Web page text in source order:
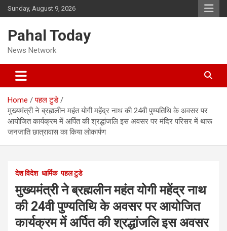
Skip
to
Sunday, August 9, 2026
Pahal Today
News Network
Home
पहल टुडे
मुख्यमंत्री ने ब्रह्मलीन महंत योगी महेंद्र नाथ की 24वी पुण्यतिथि के अवसर पर
आयोजित कार्यक्रम में अर्पित की श्रद्धांजलि इस अवसर पर मंदिर परिसर में थारू
जनजाति छात्रावास का किया लोकार्पण
देश विदेश धार्मिक पहल टुडे
मुख्यमंत्री ने ब्रह्मलीन महंत योगी महेंद्र नाथ
की 24वी पुण्यतिथि के अवसर पर आयोजित
कार्यक्रम में अर्पित की श्रद्धांजलि इस अवसर